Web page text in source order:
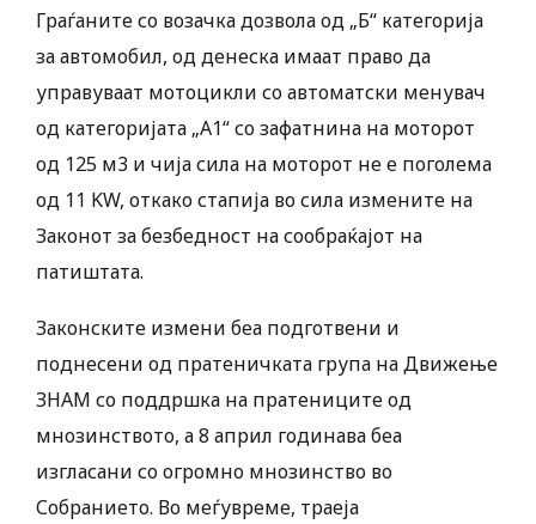
Граѓаните со возачка дозвола од „Б“ категорија
за автомобил, од денеска имаат право да
управуваат мотоцикли со автоматски менувач
од категоријата „А1“ со зафатнина на моторот
од 125 м3 и чија сила на моторот не е поголема
од 11 KW, откако стапија во сила измените на
Законот за безбедност на сообраќајот на
патиштата.
Законските измени беа подготвени и
поднесени од пратеничката група на Движење
ЗНАМ со поддршка на пратениците од
мнозинството, а 8 април годинава беа
изгласани со огромно мнозинство во
Собранието. Во меѓувреме, траеја